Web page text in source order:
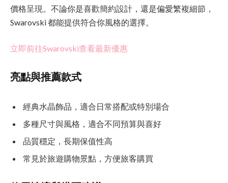
價格呈現。不論你是喜歡簡約設計，還是偏愛繁複細節，
Swarovski 都能提供符合你風格的選擇。
立即前往Swarovski查看最新優惠
亮點與推薦款式
經典水晶飾品，適合日常搭配或特別場合
多種尺寸與風格，適合不同預算與喜好
品質穩定，長期保值性高
常見於旅遊購物景點，方便旅客購買